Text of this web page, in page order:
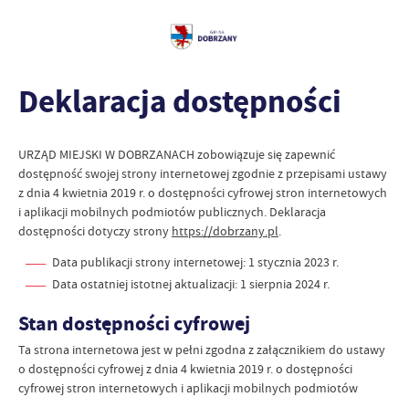
Deklaracja dostępności
URZĄD MIEJSKI W DOBRZANACH zobowiązuje się zapewnić
dostępność swojejstrony internetowejzgodnie z przepisami ustawy
z dnia 4 kwietnia 2019 r. o dostępności cyfrowej stron internetowych
i aplikacji mobilnych podmiotów publicznych. Deklaracja
dostępności dotyczy strony https://dobrzany.pl.
Data publikacji strony internetowej: 1 stycznia 2023 r.
Data ostatniej istotnej aktualizacji: 1 sierpnia 2024 r.
Stan dostępności cyfrowej
Ta strona internetowa jest w pełni zgodna z załącznikiem do ustawy
o dostępności cyfrowej z dnia 4 kwietnia 2019 r. o dostępności
cyfrowej stron internetowych i aplikacji mobilnych podmiotów